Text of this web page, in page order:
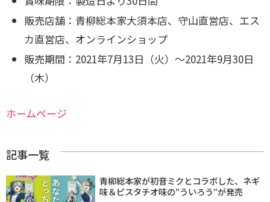
販売店舗：青柳総本家大須本店、守山直営店、エス
カ直営店、オンラインショップ
販売期間：2021年7月13日（火）～2021年9月30日
（木）
ホームページ
記事一覧
青柳総本家が初音ミクとコラボした、ネギ
味＆ピスタチオ味の”ういろう”が発売